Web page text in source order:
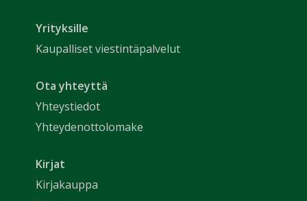
Yrityksille
Kaupalliset viestintäpalvelut
Ota yhteyttä
Yhteystiedot
Yhteydenottolomake
Kirjat
Kirjakauppa